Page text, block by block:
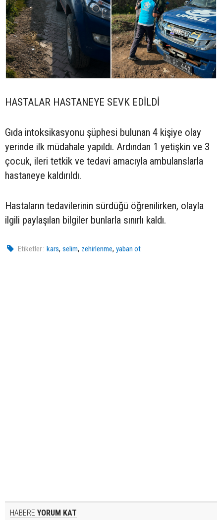
HASTALAR HASTANEYE SEVK EDİLDİ
Gıda intoksikasyonu şüphesi bulunan 4 kişiye olay
yerinde ilk müdahale yapıldı. Ardından 1 yetişkin ve 3
çocuk, ileri tetkik ve tedavi amacıyla ambulanslarla
hastaneye kaldırıldı.
Hastaların tedavilerinin sürdüğü öğrenilirken, olayla
ilgili paylaşılan bilgiler bunlarla sınırlı kaldı.
Etiketler : kars,selim, zehirlenme,yaban ot
HABERE YORUM KAT